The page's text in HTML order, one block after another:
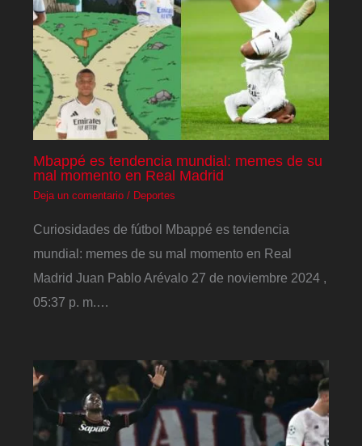
Mbappé es tendencia mundial: memes de su
mal momento en Real Madrid
Deja un comentario / Deportes
Curiosidades de fútbol Mbappé es tendencia
mundial: memes de su mal momento en Real
Madrid Juan Pablo Arévalo 27 de noviembre 2024 ,
05:37 p. m.…